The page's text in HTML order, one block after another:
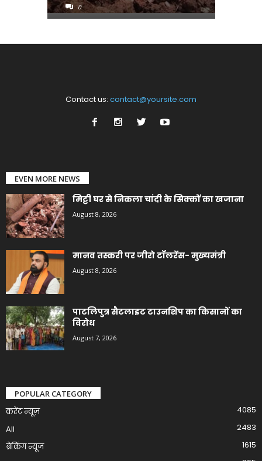
0
Contact us: contact@yoursite.com
EVEN MORE NEWS
मिट्टी घर से निकला चांदी के सिक्कों का खजाना
August 8, 2026
मानव तस्करी पर जीरो टॉलरेंस- मुख्यमंत्री
August 8, 2026
पाटलिपुत्र सैटलाइट टाउनशिप का किसानों का
विरोध
August 7, 2026
POPULAR CATEGORY
करेंट न्यूज़
4085
All
2483
ब्रेकिंग न्यूज
1615